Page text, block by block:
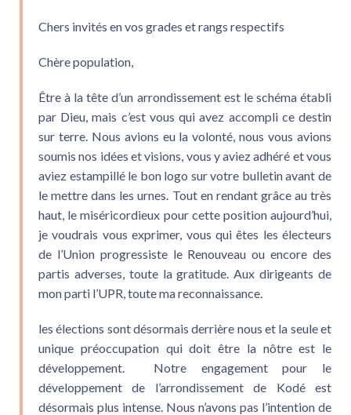
Chers invités en vos grades et rangs respectifs
Chère population,
Être à la tête d’un arrondissement est le schéma établi
par Dieu, mais c’est vous qui avez accompli ce destin
sur terre. Nous avions eu la volonté, nous vous avions
soumis nos idées et visions, vous y aviez adhéré et vous
aviez estampillé le bon logo sur votre bulletin avant de
le mettre dans les urnes. Tout en rendant grâce au très
haut, le miséricordieux pour cette position aujourd’hui,
je voudrais vous exprimer, vous qui êtes les électeurs
de l’Union progressiste le Renouveau ou encore des
partis adverses, toute la gratitude. Aux dirigeants de
mon parti l’UPR, toute ma reconnaissance.
les élections sont désormais derrière nous et la seule et
unique préoccupation qui doit être la nôtre est le
développement. Notre engagement pour le
développement de l’arrondissement de Kodé est
désormais plus intense. Nous n’avons pas l’intention de